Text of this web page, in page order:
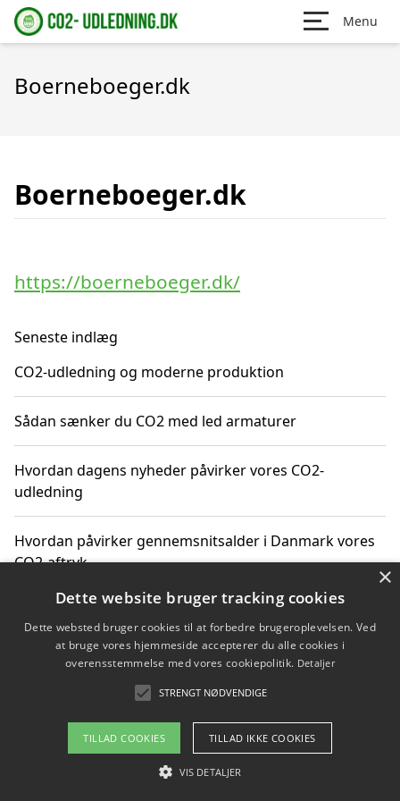
Menu
Boerneboeger.dk
Boerneboeger.dk
https://boerneboeger.dk/
Seneste indlæg
CO2-udledning og moderne produktion
Sådan sænker du CO2 med led armaturer
Hvordan dagens nyheder påvirker vores CO2-
udledning
Hvordan påvirker gennemsnitsalder i Danmark vores
CO2-aftryk
Hvordan nyheder om CO2-udledning påvirker vores
hverdag
Om / kontakt
Blog Betingelser
×
Dette website bruger tracking cookies
Dette websted bruger cookies til at forbedre brugeroplevelsen. Ved
at bruge vores hjemmeside accepterer du alle cookies i
overensstemmelse med vores cookiepolitik. Detaljer
STRENGT NØDVENDIGE
TILLAD COOKIES TILLAD IKKE COOKIES
VIS DETALJER